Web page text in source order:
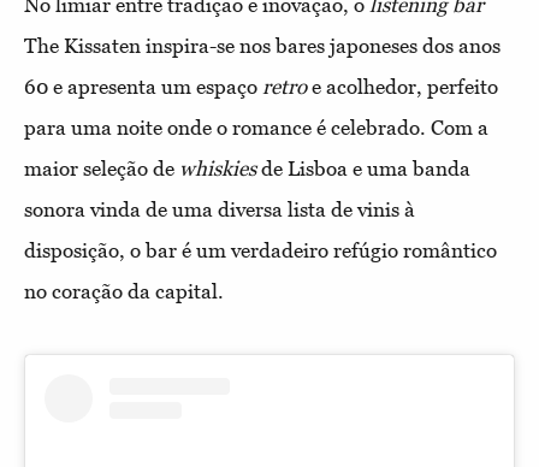
No limiar entre tradição e inovação, o listening bar
The Kissaten inspira-se nos bares japoneses dos anos
60 e apresenta um espaço retroe acolhedor, perfeito
para uma noite onde o romance é celebrado. Com a
maior seleção de whiskiesde Lisboa e uma banda
sonora vinda de uma diversa lista de vinis à
disposição, o bar é um verdadeiro refúgio romântico
no coração da capital.